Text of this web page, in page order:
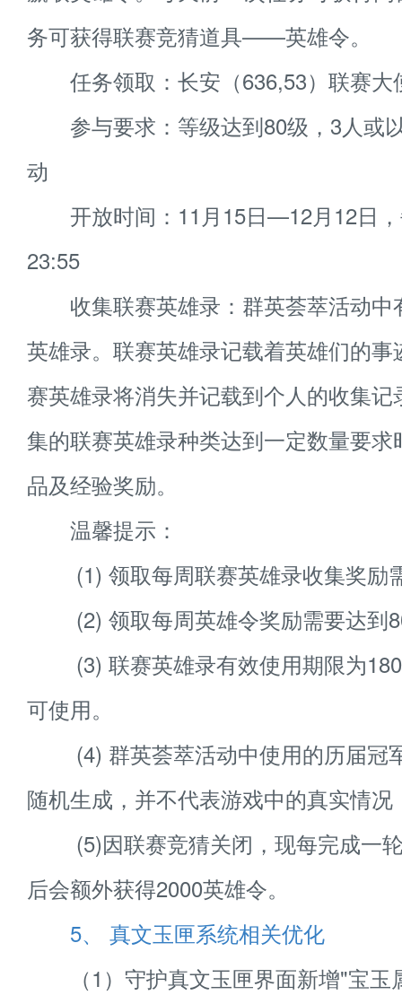
务可获得联赛竞猜道具——英雄令。
任务领取：长安（636,53）联赛大
参与要求：等级达到80级，3人或
动
开放时间：11月15日—12月12日
23:55
收集联赛英雄录：群英荟萃活动中
英雄录。联赛英雄录记载着英雄们的
赛英雄录将消失并记载到个人的收集
集的联赛英雄录种类达到一定数量要
品及经验奖励。
温馨提示：
(1) 领取每周联赛英雄录收集奖励
(2) 领取每周英雄令奖励需要达到
(3) 联赛英雄录有效使用期限为180
可使用。
(4) 群英荟萃活动中使用的历届冠
随机生成，并不代表游戏中的真实情况
(5)因联赛竞猜关闭，现每完成一
后会额外获得2000英雄令。
5、 真文玉匣系统相关优化
（1）守护真文玉匣界面新增"宝玉